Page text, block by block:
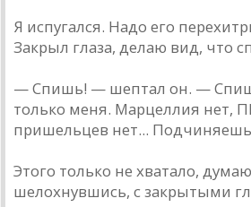
Я испугался. Надо его
Закрыл глаза, делаю вид, что
— Спишь! — шептал он. —
только меня. Марцеллия нет,
пришельцев нет...
Этого только не хватало,
шелохнувшись, с закрытыми